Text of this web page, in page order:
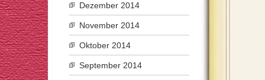
Dezember 2014
November 2014
Oktober 2014
September 2014